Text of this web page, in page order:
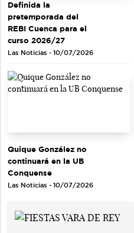
Definida la
pretemporada del
REBI Cuenca para el
curso 2026/27
Las Noticias - 10/07/2026
Quique González no
continuará en la UB
Conquense
Las Noticias - 10/07/2026